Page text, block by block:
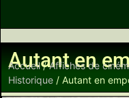
Autant en
Accueil/Affiches de
Historique / Autant en